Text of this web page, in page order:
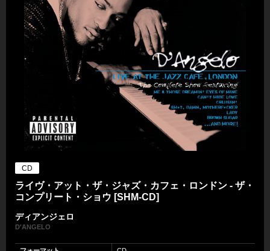
CD
ライヴ・アット・ザ・ジャズ・カフェ・ロンドン - ザ・
コンプリート・ショウ [SHM-CD]
ディアンジェロ
D'ANGELO